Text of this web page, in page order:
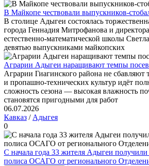
В Майкопе чествовали выпускников-
В столице Адыгеи состоялась
города Геннадия Митрофанова и
естественно-математической школы
девятью выпускниками майкопских
Аграрии Адыгеи наращивают темпы
Аграрии Гиагинского района не сбавляют
и пропашно‑технических культур идёт
сложность сезона — высокая влажность
становятся пригодными для работ
06.07.2026
Кавказ / Адыгея
0
С начала года 33 жителя Адыгеи
полиса ОСАГО от регионального